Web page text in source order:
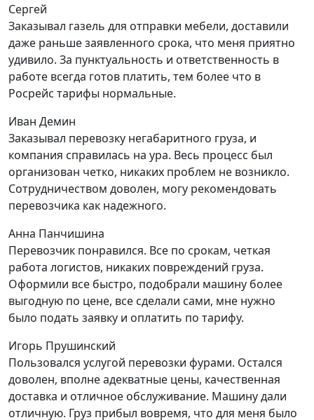
Сергей
Заказывал газель для отправки мебели, доставили
даже раньше заявленного срока, что меня приятно
удивило. За пунктуальность и ответственность в
работе всегда готов платить, тем более что в
Росрейс тарифы нормальные.
Иван Демин
Заказывал перевозку негабаритного груза, и
компания справилась на ура. Весь процесс был
организован четко, никаких проблем не возникло.
Сотрудничеством доволен, могу рекомендовать
перевозчика как надежного.
Анна Панчишина
Перевозчик понравился. Все по срокам, четкая
работа логистов, никаких повреждений груза.
Оформили все быстро, подобрали машину более
выгодную по цене, все сделали сами, мне нужно
было подать заявку и оплатить по тарифу.
Игорь Прушинский
Пользовался услугой перевозки фурами. Остался
доволен, вполне адекватные цены, качественная
доставка и отличное обслуживание. Машину дали
отличную. Груз прибыл вовремя, что для меня было